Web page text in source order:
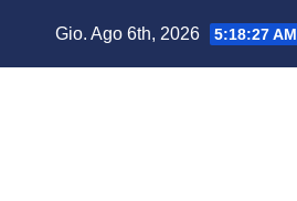
Gio. Ago 6th, 2026 5:18:28 AM